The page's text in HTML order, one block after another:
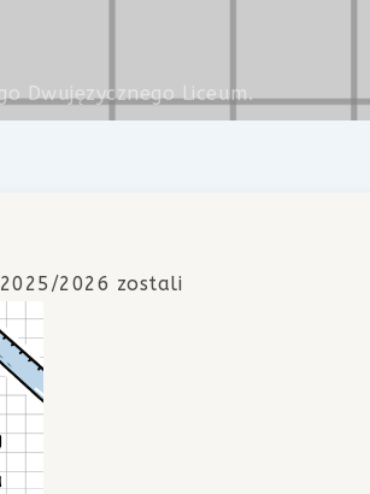
Dwujęzycznego Liceum.
2026 zostali